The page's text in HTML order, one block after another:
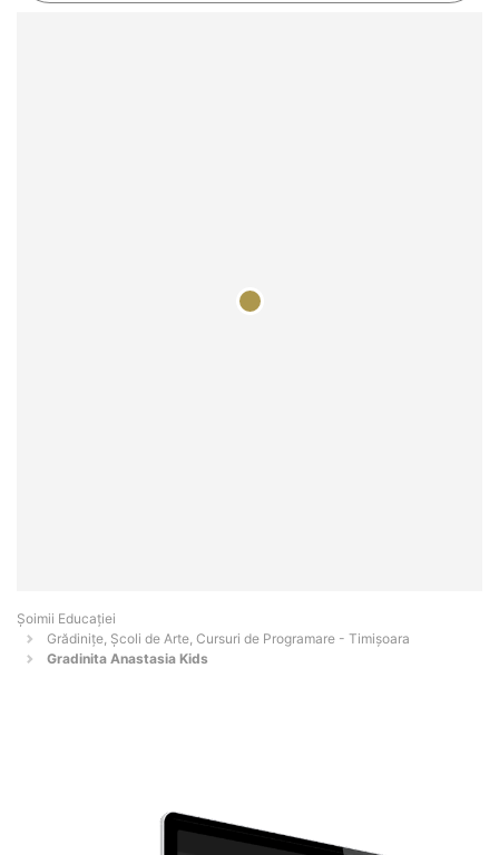
Șoimii Educației
Grădinițe, Școli de Arte, Cursuri de Programare - Timişoara
Gradinita Anastasia Kids